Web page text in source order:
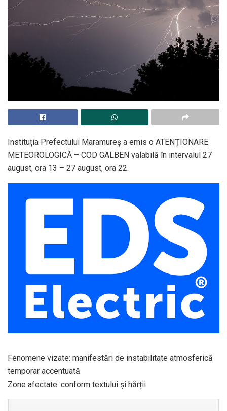
Instituția Prefectului Maramureș a emis o ATENȚIONARE
METEOROLOGICĂ – COD GALBEN valabilă în intervalul 27
august, ora 13 – 27 august, ora 22.
Fenomene vizate: manifestări de instabilitate atmosferică
temporar accentuată
Zone afectate: conform textului și hărții